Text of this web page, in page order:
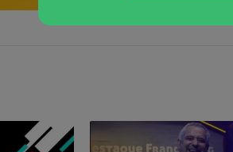
que
matérias que caem na
concursos de nível médio.